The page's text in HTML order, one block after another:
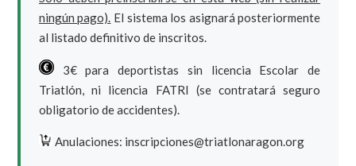
ningún pago). El sistema los asignará posteriormente
al listado definitivo de inscritos.
3€ para deportistas sin licencia Escolar de
Triatlón, ni licencia FATRI (se contratará seguro
obligatorio de accidentes).
Anulaciones: inscripciones@triatlonaragon.org